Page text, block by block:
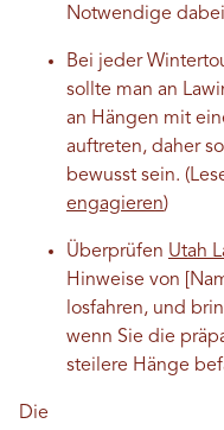
Notwendige
Bei jeder
sollte man an
an Hängen mit
auftreten, daher
bewusst sein.
engagieren)
Überprüfen Utah
Hinweise von
losfahren, und
wenn Sie die
steilere Hänge
Die